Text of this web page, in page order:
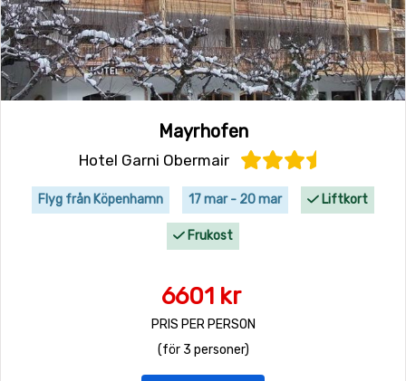
Mayrhofen
Hotel Garni Obermair
Flyg från Köpenhamn 17 mar - 20 mar Liftkort
Frukost
6601 kr
PRIS PER PERSON
(för 3 personer)